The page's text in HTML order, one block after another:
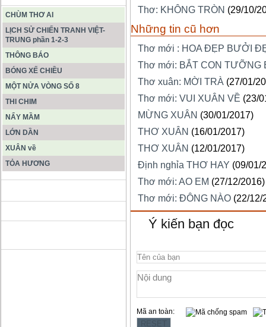
CHÙM THƠ AI
LỊCH SỬ CHIẾN TRANH VIỆT-
TRUNG phần 1-2-3
THÔNG BÁO
BÓNG XẾ CHIỀU
MỘT NỬA VÒNG SỐ 8
THI CHIM
NẨY MẦM
LỚN DẦN
XUÂN về
TỎA HƯƠNG
Thơ: KHÔNG TRÒN (29/10/
Những tin cũ hơn
Thơ mới : HOA ĐẸP BƯỞI
Thơ mới: BẮT CON TƯỠNG
Thơ xuân: MỜI TRÀ (27/01/
Thơ mới: VUI XUÂN VỀ (23/
MỪNG XUÂN (30/01/2017)
THƠ XUÂN (16/01/2017)
THƠ XUÂN (12/01/2017)
Định nghỉa THƠ HAY (09/01/
Thơ mới: AO EM (27/12/2016)
Thơ mới: ĐÔNG NÀO (22/12/
Ý kiến bạn đọc
Mã an toàn: